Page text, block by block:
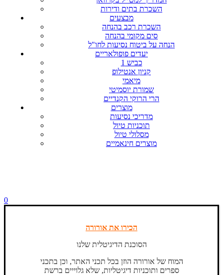
השכרת בתים ודירות
מבצעים
השכרת רכב בהנחה
סים מקומי בהנחה
הנחה על ביטוח נסיעות לחו"ל
יעדים פופולאריים
כביש 1
קניון אנטילופ
מיאמי
שמורת יוסמיטי
הרי הרוקי הקנדיים
מוצרים
מדריכי נסיעות
תוכניות טיול
מסלולי טיול
מוצרים חינאמיים
0
הכירו את אורורה
הסוכנת הדיגיטלית שלנו
המוח של אורורה הוזן בכל תכני האתר, וכן בתכני
ספרים ותוכניות דיגיטליות, שלא גלוייים ברשת